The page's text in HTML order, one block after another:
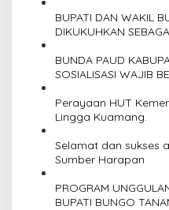
BUPATI DAN WAKIL
DIKUKUHKAN
BUNDA PAUD
SOSIALISASI WAJIB
Perayaan HUT
Lingga Kuamang.
Selamat dan sukses
Sumber Harapan
PROGRAM
BUPATI BUNGO